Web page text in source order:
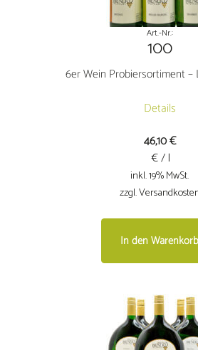
Art.-Nr.:
100
6er Wein Probiersortiment –
Details
46,10€
€ / l
inkl. 19% MwSt.
zzgl.
In den Warenkorb